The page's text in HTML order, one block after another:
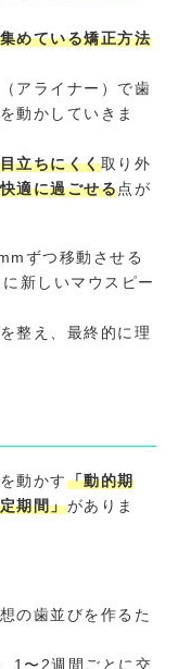
めている矯正方法
アライナー）で歯
動かしていきま
立ちにくく取り外
適に過ごせる点が
ずつ移動させる
新しいマウスピー
整え、最終的に理
動かす「動的期
期間」がありま
の歯並びを作るた
1〜2週間ごとに交